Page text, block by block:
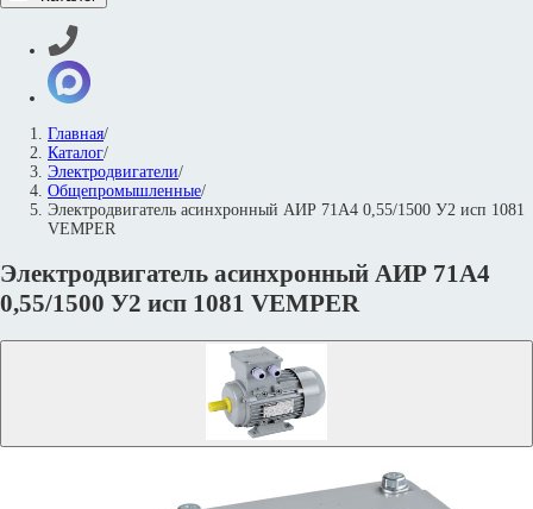
Главная/
Каталог/
Электродвигатели/
Общепромышленные/
Электродвигатель асинхронный АИР 71А4 0,55/1500 У2 исп 1081
VEMPER
Электродвигатель асинхронный АИР 71А4
0,55/1500 У2 исп 1081 VEMPER